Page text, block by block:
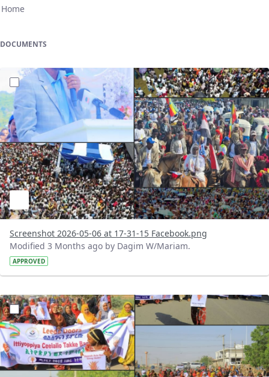
Home
DOCUMENTS
?version=1.0&t=1778077928330&imageThumbnail=1
Screenshot 2026-05-06 at 17-31-15 Facebook.png
Modified 3 Months ago by Dagim W/Mariam.
APPROVED
?version=1.0&t=1778077370655&imageThumbnail=1